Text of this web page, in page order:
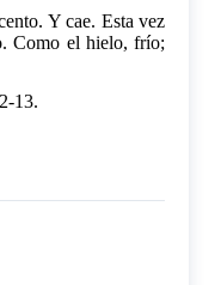
Y cae. Esta vez
Como el hielo, frío;
13.